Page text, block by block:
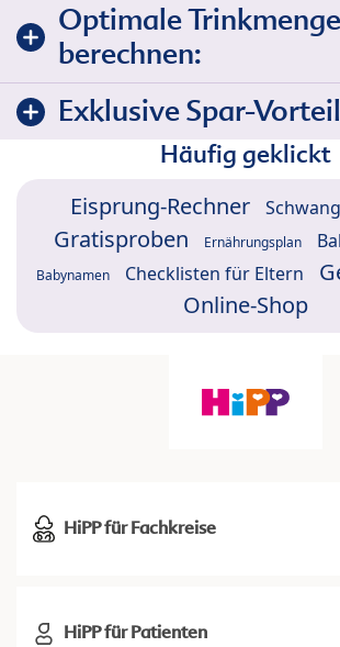
Optimale
berechnen:
Exklusive Spar-
Häufig geklickt
Eisprung-Rechner
Gratisproben Ernährungsplan
Babynamen Checklisten für Eltern
Online-Shop
HiPP für Fachkreise
HiPP für Patienten